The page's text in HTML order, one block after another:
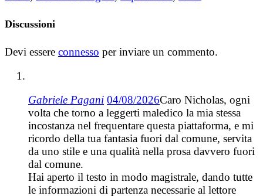
Discussioni
Devi essere connesso per inviare un commento.
Gabriele Pagani 04/08/2026Caro Nicholas, ogni
volta che torno a leggerti maledico la mia stessa
incostanza nel frequentare questa piattaforma, e mi
ricordo della tua fantasia fuori dal comune, servita
da uno stile e una qualità nella prosa davvero fuori
dal comune.
Hai aperto il testo in modo magistrale, dando tutte
le informazioni di partenza necessarie al lettore